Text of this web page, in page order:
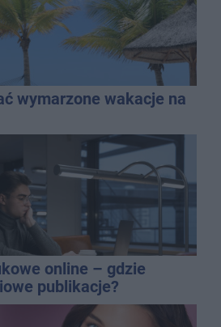
wymarzone wakacje na
online – gdzie
publikacje?